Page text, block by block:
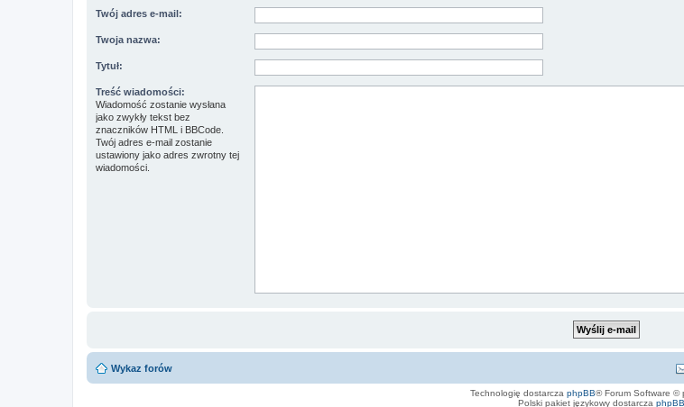
Twój adres e-mail:
Twoja nazwa:
Tytuł:
Treść wiadomości:
Wiadomość zostanie wysłana
jako zwykły tekst bez
znaczników HTML i BBCode.
Twój adres e-mail zostanie
ustawiony jako adres zwrotny tej
wiadomości.
Wykaz forów
Technologię dostarcza phpBB® Forum Software ©
Polski pakiet językowy dostarcza